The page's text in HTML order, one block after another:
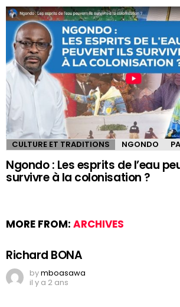
CULTURE ET TRADITIONS NGONDO
Ngondo : Les esprits de l’eau
survivre à la colonisation ?
MORE FROM: ARCHIVES
Richard BONA
bymboasawa
il y a 2 ans